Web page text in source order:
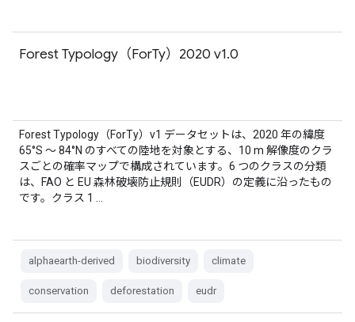
Forest Typology（ForTy）2020 v1.0
Forest Typology（ForTy）v1 データセットは、2020 年の緯度
65°S ～ 84°N のすべての陸地を対象とする、10 m 解像度のクラ
スごとの確率マップで構成されています。6 つのクラスの分類
は、FAO と EU 森林破壊防止規則（EUDR）の定義に沿ったもの
です。クラス 1 …
alphaearth-derived biodiversity climate
conservation deforestation eudr